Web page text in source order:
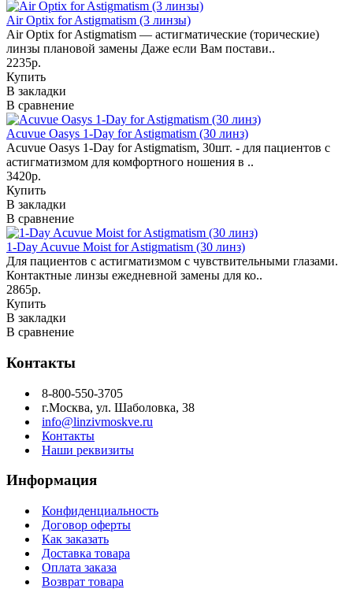
Air Optix for Astigmatism (3 линзы)
Air Optix for Astigmatism — астигматические (торические)
линзы плановой замены Даже если Вам постави..
2235р.
Купить
В закладки
В сравнение
Acuvue Oasys 1-Day for Astigmatism (30 линз)
Acuvue Oasys 1-Day for Astigmatism, 30шт. - для пациентов с
астигматизмом для комфортного ношения в ..
3420р.
Купить
В закладки
В сравнение
1-Day Acuvue Moist for Astigmatism (30 линз)
Для пациентов с астигматизмом с чувствительными глазами.
Контактные линзы ежедневной замены для ко..
2865р.
Купить
В закладки
В сравнение
Контакты
8-800-550-3705
г.Москва, ул. Шаболовка, 38
info@linzivmoskve.ru
Контакты
Наши реквизиты
Информация
Конфиденциальность
Договор оферты
Как заказать
Доставка товара
Оплата заказа
Возврат товара